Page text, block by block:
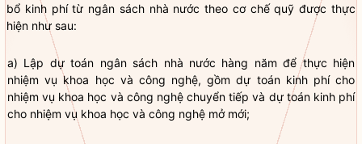
bổ kinh phí từ ngân sách nhà nước theo cơ chế quỹ được thực
hiện như sau:
a) Lập dự toán ngân sách nhà nước hàng năm để thực hiện
nhiệm vụ khoa học và công nghệ, gồm dự toán kinh phí cho
nhiệm vụ khoa học và công nghệ chuyển tiếp và dự toán kinh phí
cho nhiệm vụ khoa học và công nghệ mở mới;